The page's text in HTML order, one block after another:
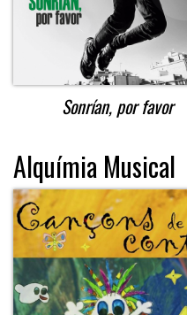
Sonrían, por favor
Alquímia Musical